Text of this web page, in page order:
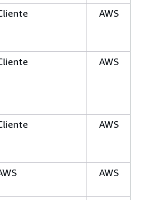
AWS
AWS
AWS
AWS